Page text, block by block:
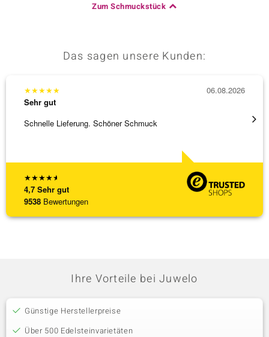
Zum Schmuckstück
Das sagen unsere Kunden:
★★★★★
4,7 Sehr gut
9538 Bewertungen
★★★★★
Sehr gut
Schnelle Lieferung. Schöner Schmuck
06.08.2026
Top
Ihre Vorteile bei Juwelo
Günstige Herstellerpreise
Über 500 Edelsteinvarietäten